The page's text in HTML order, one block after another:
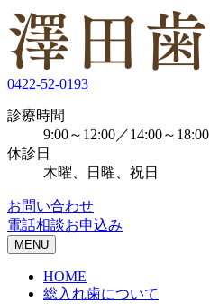
0422-52-0193
診療時間
9:00～12:00／14:00～18:00
休診日
木曜、日曜、祝日
お問い合わせ
電話相談お申込み
MENU
HOME
総入れ歯について